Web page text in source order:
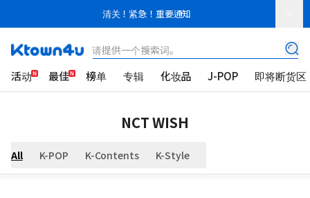
清关！紧急！重要通知
请提供一个搜索词。
活动 最佳 榜单 专辑 化妆品 J-POP 即将断货区
NCT WISH
All K-POP K-Contents K-Style